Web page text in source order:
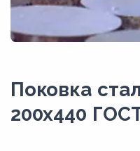
Поковка
200x440